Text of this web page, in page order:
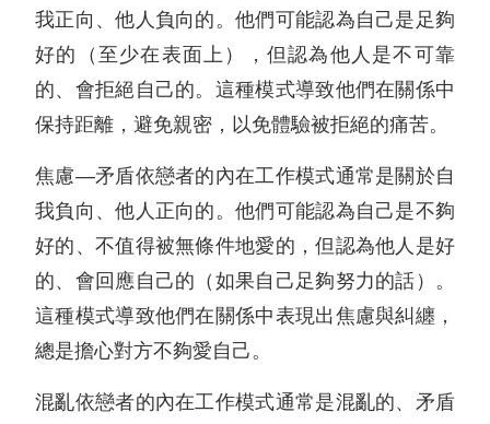
我正向、他人負向的。他們可能認為自己是足夠
好的（至少在表面上），但認為他人是不可靠
的、會拒絕自己的。這種模式導致他們在關係中
保持距離，避免親密，以免體驗被拒絕的痛苦。
焦慮—矛盾依戀者的內在工作模式通常是關於自
我負向、他人正向的。他們可能認為自己是不夠
好的、不值得被無條件地愛的，但認為他人是好
的、會回應自己的（如果自己足夠努力的話）。
這種模式導致他們在關係中表現出焦慮與糾纏，
總是擔心對方不夠愛自己。
混亂依戀者的內在工作模式通常是混亂的、矛盾